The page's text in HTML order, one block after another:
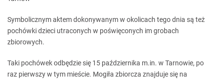
Symbolicznym aktem dokonywanym w okolicach tego dnia są też
pochówki dzieci utraconych w poświęconych im grobach
zbiorowych.
Taki pochówek odbędzie się 15 października m.in. w Tarnowie, po
raz pierwszy w tym mieście. Mogiła zbiorcza znajduje się na